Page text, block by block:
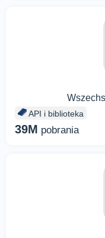
API i biblioteka
39M pobrania